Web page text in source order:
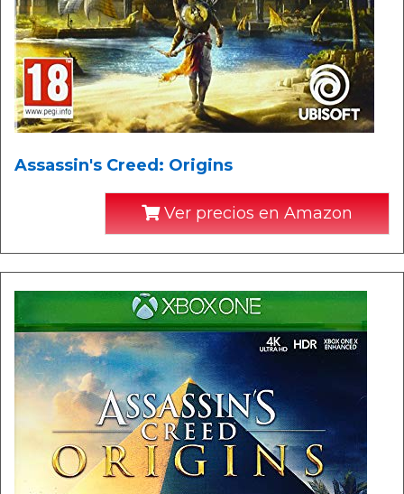
Assassin's Creed: Origins
Ver precios en Amazon